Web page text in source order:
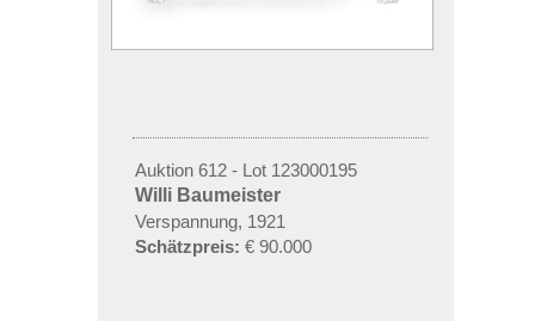
Auktion 612 - Lot 123000195
Willi Baumeister
Verspannung, 1921
Schätzpreis: € 90.000